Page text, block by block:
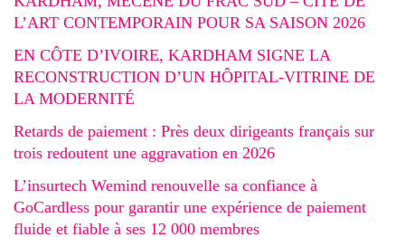
L’ART CONTEMPORAIN POUR SA SAISON 2026
EN CÔTE D’IVOIRE, KARDHAM SIGNE LA
RECONSTRUCTION D’UN HÔPITAL-VITRINE DE
LA MODERNITÉ
Retards de paiement : Près deux dirigeants français sur
trois redoutent une aggravation en 2026
L’insurtech Wemind renouvelle sa confiance à
GoCardless pour garantir une expérience de paiement
fluide et fiable à ses 12 000 membres